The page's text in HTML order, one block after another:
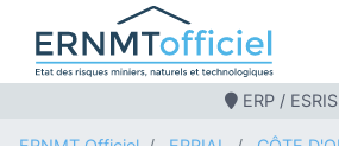
ERP /